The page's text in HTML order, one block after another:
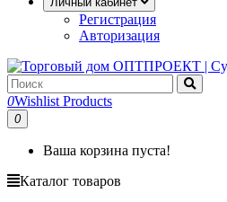
Регистрация
Авторизация
0Wishlist Products
0
Ваша корзина пуста!
Каталог товаров